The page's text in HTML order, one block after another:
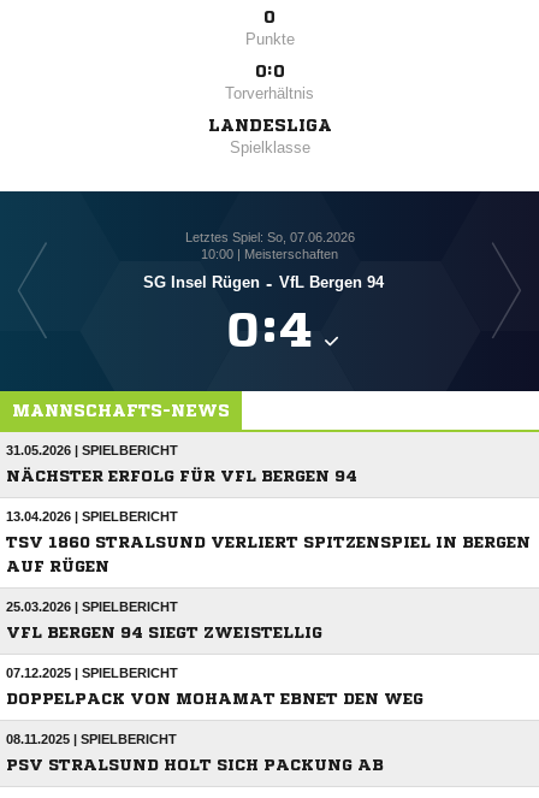
0
Punkte
0:0
Torverhältnis
LANDESLIGA
Spielklasse
Letztes Spiel: So, 07.06.2026
10:00 | Meisterschaften
SG Insel Rügen - VfL Bergen 94
:
MANNSCHAFTS-NEWS
31.05.2026 | SPIELBERICHT
NÄCHSTER ERFOLG FÜR VFL BERGEN 94
13.04.2026 | SPIELBERICHT
TSV 1860 STRALSUND VERLIERT SPITZENSPIEL IN BERGEN
AUF RÜGEN
25.03.2026 | SPIELBERICHT
VFL BERGEN 94 SIEGT ZWEISTELLIG
07.12.2025 | SPIELBERICHT
DOPPELPACK VON MOHAMAT EBNET DEN WEG
08.11.2025 | SPIELBERICHT
PSV STRALSUND HOLT SICH PACKUNG AB